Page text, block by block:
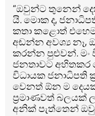
“ඔවුන්ට තුනෙන්
යි. මොක ද,
කතා කළොත්
අඬන්න අවශ්‍ය නෑ,
කරන්න පුළුවන්. මං
ජනතාවට අහිතකර
විධායක ජනාධිපති
වෙනත් ඕන ම
ප්‍රමාණවත් බලයක්
අනික් පැත්තෙන්